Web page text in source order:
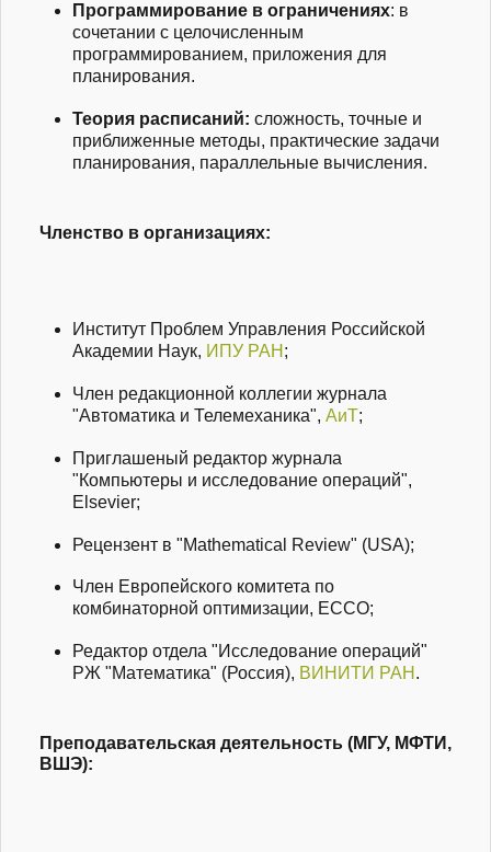
Программирование в ограничениях: в
сочетании с целочисленным
программированием, приложения для
планирования.
Теория расписаний: сложность, точные и
приближенные методы, практические задачи
планирования, параллельные вычисления.
Членство в организациях:
Институт Проблем Управления Российской
Академии Наук, ИПУ РАН ;
Член редакционной коллегии журнала
"Автоматика и Телемеханика", АиТ;
Приглашеный редактор журнала
"Компьютеры и исследование операций",
Elsevier;
Рецензент в "Mathematical Review" (USA);
Член Европейского комитета по
комбинаторной оптимизации, ECCO;
Редактор отдела "Исследование операций"
РЖ "Математика" (Россия), ВИНИТИ РАН .
Преподавательская деятельность (МГУ, МФТИ,
ВШЭ):